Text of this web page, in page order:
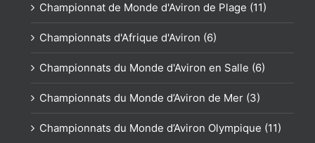
Championnat de Monde d'Aviron de Plage (11)
Championnats d'Afrique d'Aviron (6)
Championnats du Monde d'Aviron en Salle (6)
Championnats du Monde d’Aviron de Mer (3)
Championnats du Monde d’Aviron Olympique (11)